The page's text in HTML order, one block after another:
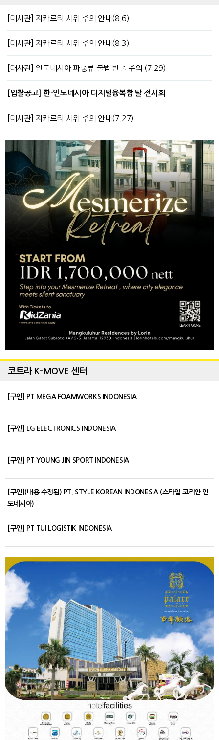
[대사관] 자카르타 시위 주의 안내(8.6)
[대사관] 자카르타 시위 주의 안내(8.3)
[대사관] 인도네시아 파충류 불법 반출 주의 (7.29)
[입찰공고] 한-인도네시아 디지털융복합 탈 전시회
[대사관] 자카르타 시위 주의 안내(7.27)
코트라 K-MOVE 센터
[구인] PT MEGA FOAMWORKS INDONESIA
[구인] LG ELECTRONICS INDONESIA
[구인] PT YOUNG JIN SPORT INDONESIA
[구인](내용 수정됨) PT. STYLE KOREAN INDONESIA (스타일 코리안 인
도네시아)
[구인] PT TUI LOGISTIK INDONESIA